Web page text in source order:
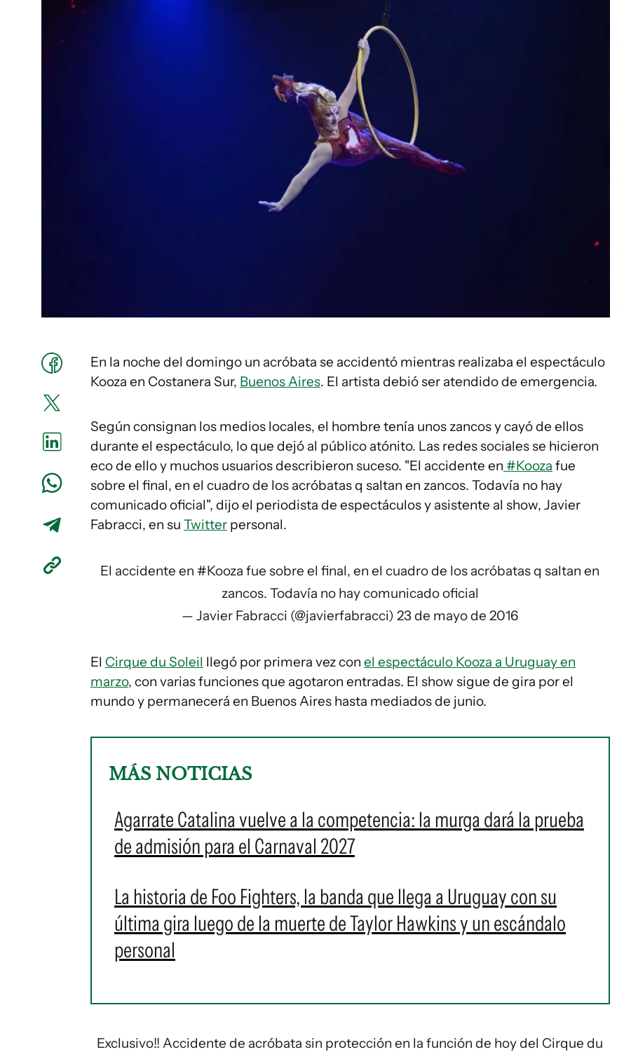
En la noche del domingo un acróbata se accidentó mientras realizaba el espectáculo
Kooza en Costanera Sur, Buenos Aires. El artista debió ser atendido de emergencia.
Según consignan los medios locales, el hombre tenía unos zancos y cayó de ellos
durante el espectáculo, lo que dejó al público atónito. Las redes sociales se hicieron
eco de ello y muchos usuarios describieron suceso. "El accidente en #Kooza fue
sobre el final, en el cuadro de los acróbatas q saltan en zancos. Todavía no hay
comunicado oficial", dijo el periodista de espectáculos y asistente al show, Javier
Fabracci, en su Twitter personal.
El accidente en#Kooza fue sobre el final, en el cuadro de los acróbatas q saltan en
zancos. Todavía no hay comunicado oficial
— Javier Fabracci (@javierfabracci)23 de mayo de 2016
El Cirque du Soleil llegó por primera vez con el espectáculo Kooza a Uruguay en
marzo, con varias funciones que agotaron entradas. El show sigue de gira por el
mundo y permanecerá en Buenos Aires hasta mediados de junio.
MÁS NOTICIAS
Agarrate Catalina vuelve a la competencia: la murga dará la prueba
de admisión para el Carnaval 2027
La historia de Foo Fighters, la banda que llega a Uruguay con su
última gira luego de la muerte de Taylor Hawkins y un escándalo
personal
Exclusivo!! Accidente de acróbata sin protección en la función de hoy del Cirque du